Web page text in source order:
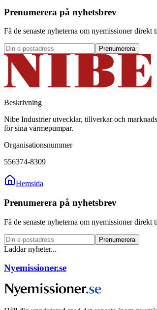
Prenumerera på nyhetsbrev
Få de senaste nyheterna om nyemissioner direkt
Prenumerera
Beskrivning
Nibe Industrier utvecklar, tillverkar och
för sina värmepumpar.
Organisationsnummer
556374-8309
Hemsida
Prenumerera på nyhetsbrev
Få de senaste nyheterna om nyemissioner direkt
Prenumerera
Laddar nyheter...
Nyemissioner.se